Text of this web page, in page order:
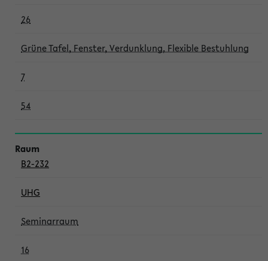
26
Grüne Tafel, Fenster, Verdunklung, Flexible Bestuhlung
7
54
B2-232
UHG
Seminarraum
16